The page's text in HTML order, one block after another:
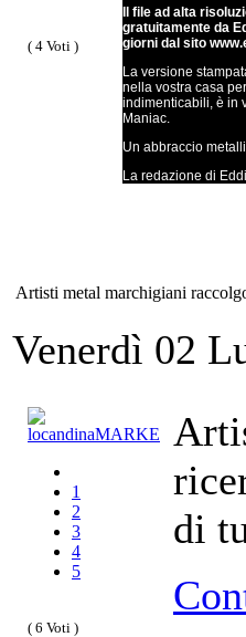
( 4 Voti )
Il file ad alta
gratuitamente da
giorni dal sito
La versione
nella vostra casa
indimenticabili, è in
Maniac.
Un abbraccio
La redazione di
Artisti metal marchigiani
Venerdì 02
1
2
3
4
5
( 6 Voti )
di